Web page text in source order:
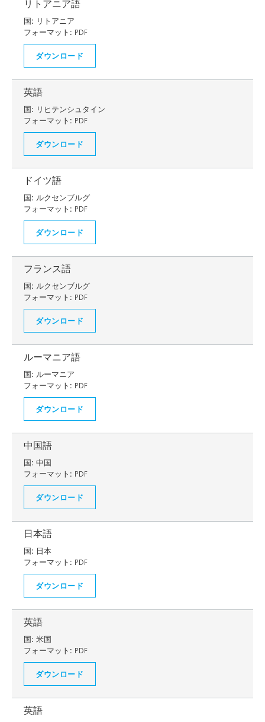
リトアニア語
国: リトアニア
フォーマット: PDF
ダウンロード
英語
国: リヒテンシュタイン
フォーマット: PDF
ダウンロード
ドイツ語
国: ルクセンブルグ
フォーマット: PDF
ダウンロード
フランス語
国: ルクセンブルグ
フォーマット: PDF
ダウンロード
ルーマニア語
国: ルーマニア
フォーマット: PDF
ダウンロード
中国語
国: 中国
フォーマット: PDF
ダウンロード
日本語
国: 日本
フォーマット: PDF
ダウンロード
英語
国: 米国
フォーマット: PDF
ダウンロード
英語